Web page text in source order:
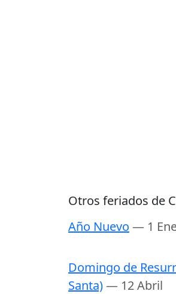
Otros feriados de
Año Nuevo — 1
Domingo de
Santa)— 12 Abril